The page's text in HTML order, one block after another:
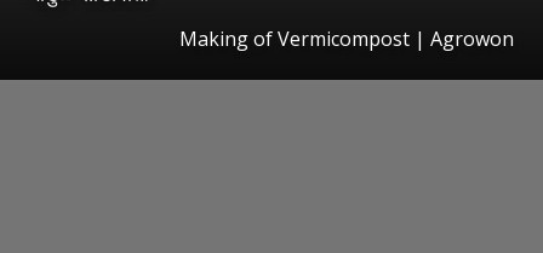
Making of Vermicompost | Agrowon